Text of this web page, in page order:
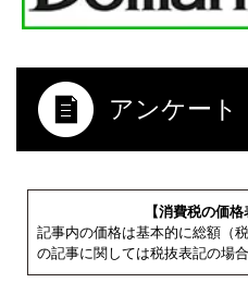
アンケート
【消費税の価
記事内の価格は基本的に総額（
の記事に関しては税抜表記の場合